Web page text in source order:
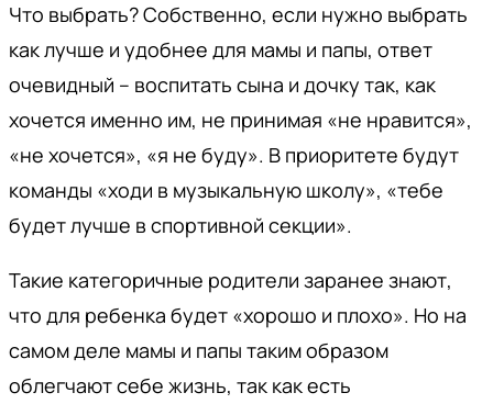
Что выбрать? Собственно, если нужно выбрать
как лучше и удобнее для мамы и папы, ответ
очевидный – воспитать сына и дочку так, как
хочется именно им, не принимая «не нравится»,
«не хочется», «я не буду». В приоритете будут
команды «ходи в музыкальную школу», «тебе
будет лучше в спортивной секции».
Такие категоричные родители заранее знают,
что для ребенка будет «хорошо и плохо». Но на
самом деле мамы и папы таким образом
облегчают себе жизнь, так как есть